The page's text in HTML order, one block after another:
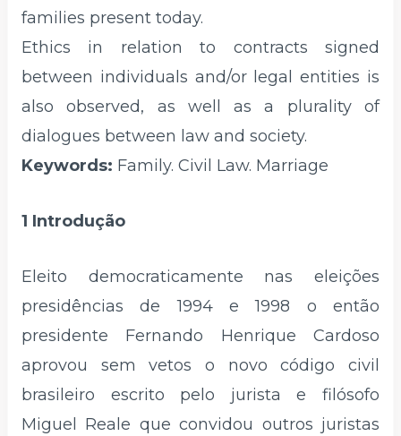
families present today.
Ethics in relation to contracts signed
between individuals and/or legal entities is
also observed, as well as a plurality of
dialogues between law and society.
Keywords: Family. Civil Law. Marriage
1 Introdução
Eleito democraticamente nas eleições
presidências de 1994 e 1998 o então
presidente Fernando Henrique Cardoso
aprovou sem vetos o novo código civil
brasileiro escrito pelo jurista e filósofo
Miguel Reale que convidou outros juristas